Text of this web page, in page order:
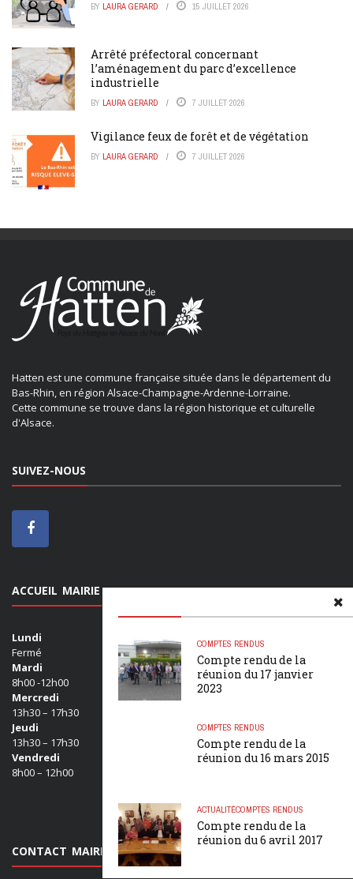
COMPTES RENDUS
Compte rendu de la
réunion du 17 janvier
2023
COMPTES RENDUS
Compte rendu de la
réunion du 16 mars 2015
ACTUALITÉCOMPTES RENDUS
Compte rendu de la
réunion du 6 avril 2017
BY LAURA GERARD 15 JUILLET 2026
Arrêté préfectoral concernant
l’aménagement du parc d’excellence
industrielle
BY LAURA GERARD 7 JUILLET 2026
Vigilance feux de forêt et de végétation
BY LAURA GERARD 7 JUILLET 2026
Hatten est une commune française située dans le département du
Bas-Rhin, en région Alsace-Champagne-Ardenne-Lorraine.
Cette commune se trouve dans la région historique et culturelle
d'Alsace.
SUIVEZ-NOUS
ACCUEIL MAIRIE
Lundi
Fermé
Mardi
8h00 -12h00
Mercredi
13h30 – 17h30
Jeudi
13h30 – 17h30
Vendredi
8h00 – 12h00
CONTACT MAIRIE